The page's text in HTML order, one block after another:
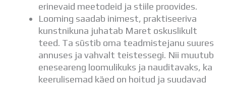
erinevaid meetodeid ja stiile proovides.
Looming saadab inimest, praktiseeriva
kunstnikuna juhatab Maret oskuslikult
teed. Ta süstib oma teadmistejanu suures
annuses ja vahvalt teistessegi. Nii muutub
eneseareng loomulikuks ja nauditavaks, ka
keerulisemad käed on hoitud ja suudavad